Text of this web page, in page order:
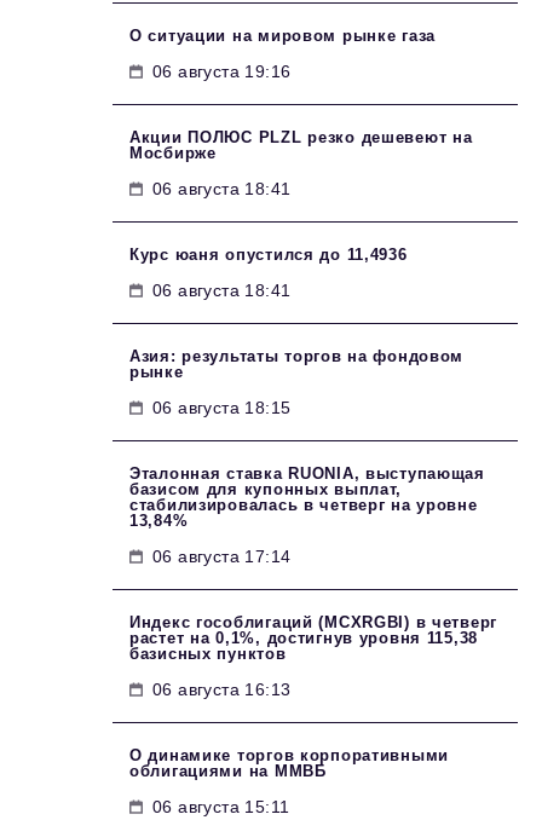
О ситуации на мировом рынке газа
06 августа 19:16
Акции ПОЛЮС PLZL резко дешевеют на
Мосбирже
06 августа 18:41
Курс юаня опустился до 11,4936
06 августа 18:41
Азия: результаты торгов на фондовом
рынке
06 августа 18:15
Эталонная ставка RUONIA, выступающая
базисом для купонных выплат,
стабилизировалась в четверг на уровне
13,84%
06 августа 17:14
Индекс гособлигаций (MCXRGBI) в четверг
растет на 0,1%, достигнув уровня 115,38
базисных пунктов
06 августа 16:13
О динамике торгов корпоративными
облигациями на ММВБ
06 августа 15:11